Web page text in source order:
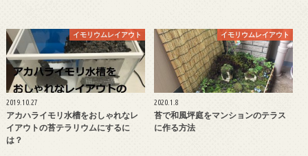
イモリウムレイアウト
2019.10.27
アカハライモリ水槽をおしゃれなレ
イアウトの苔テラリウムにするに
は？
イモリウムレイアウト
2020.1.8
苔で和風坪庭をマンションのテラス
に作る方法